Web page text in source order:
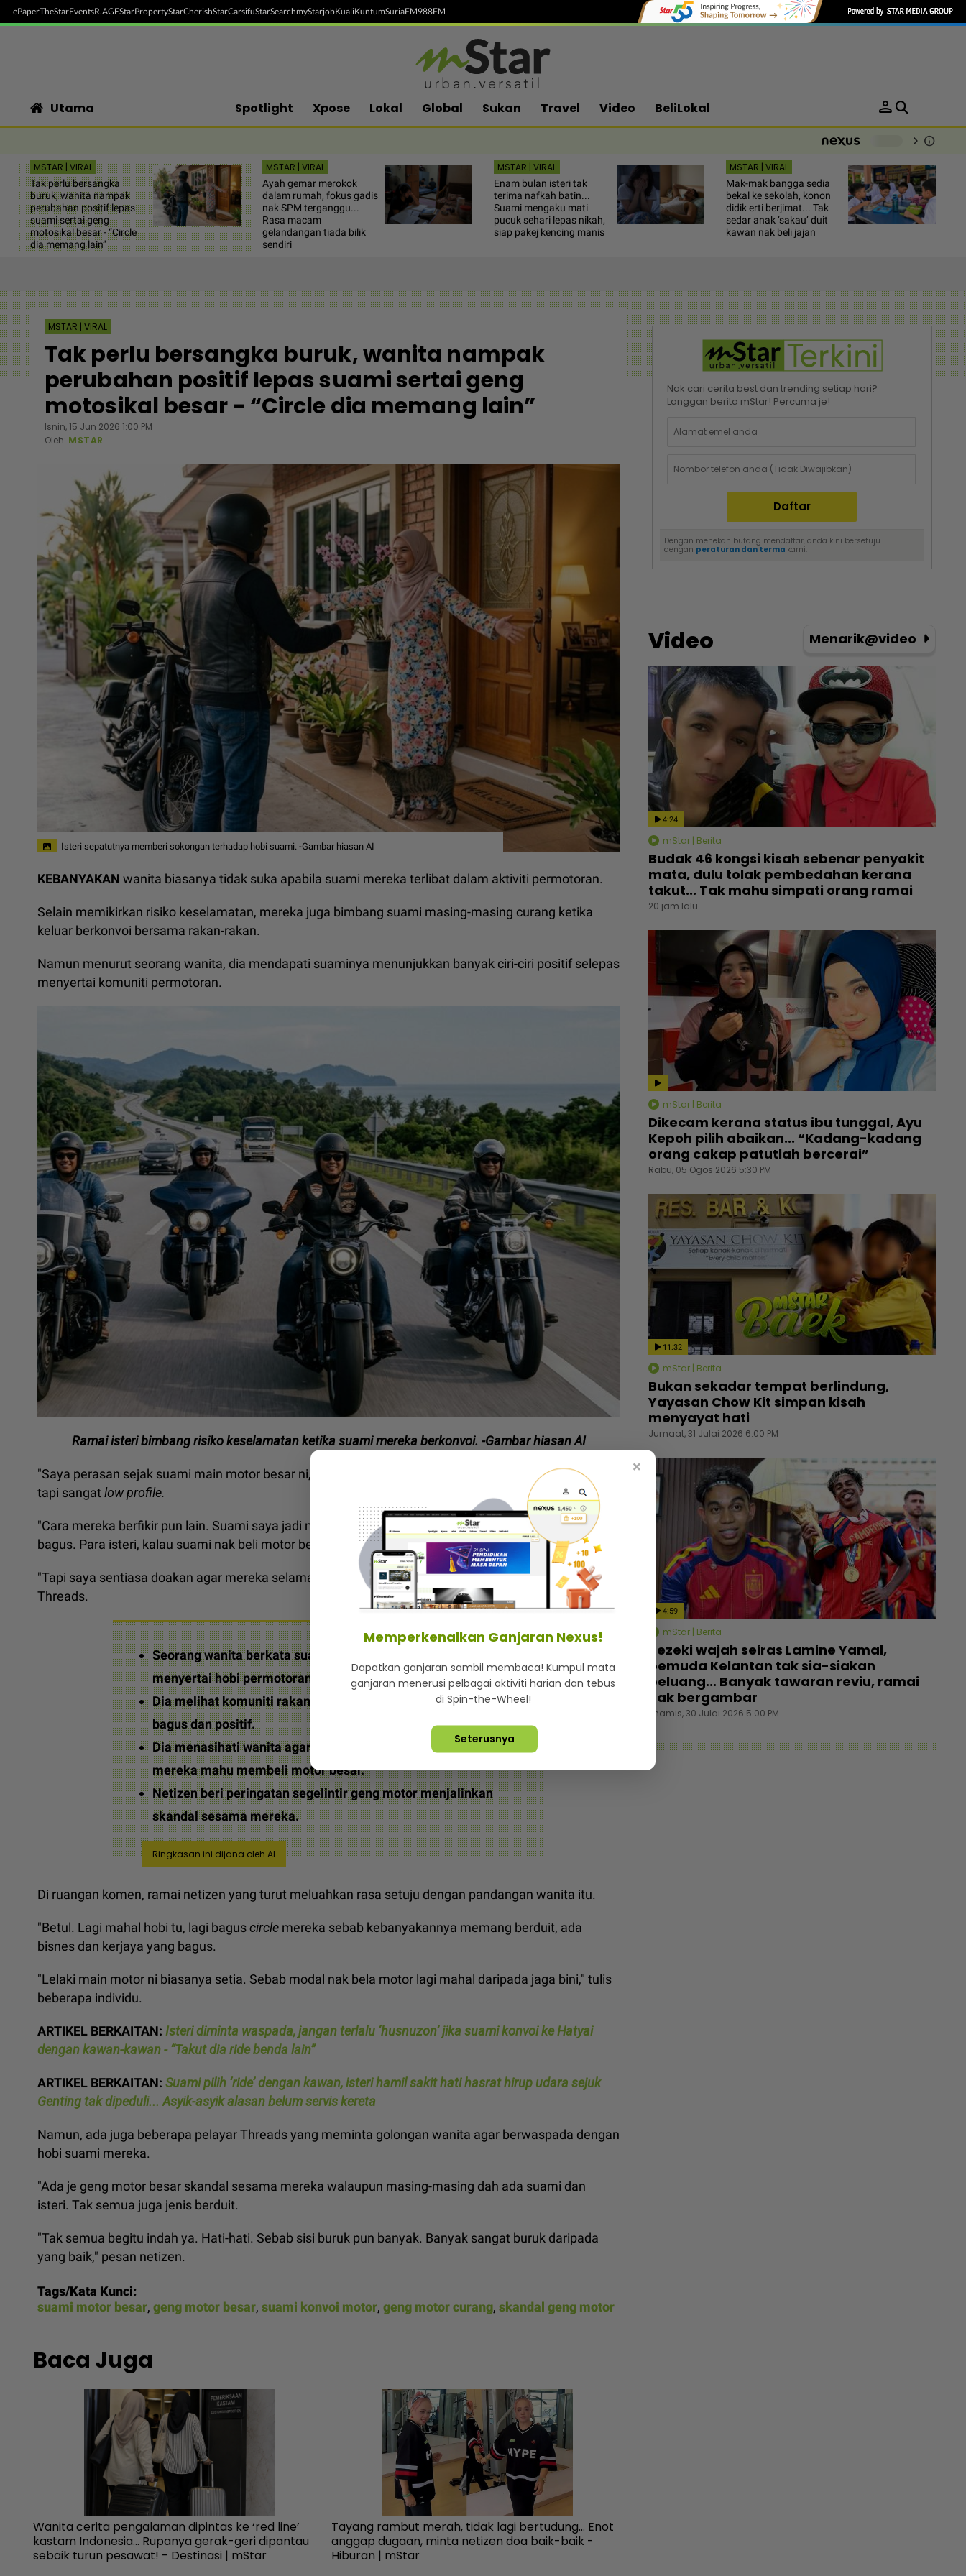
ePaperTheStarEventsR.AGEStarPropertyStarCherishStarCarsifuStarSearchmyStarjobKualiKuntumSuriaFM988FM
Utama Spotlight Xpose Lokal Global Sukan Travel Video BeliLokal person
chevron_right info
MSTAR | VIRAL
Tak perlu bersangka
buruk, wanita nampak
perubahan positif lepas
suami sertai geng
motosikal besar - “Circle
dia memang lain”
MSTAR | VIRAL
Ayah gemar merokok
dalam rumah, fokus gadis
nak SPM terganggu...
Rasa macam
gelandangan tiada bilik
sendiri
MSTAR | VIRAL
Enam bulan isteri tak
terima nafkah batin...
Suami mengaku mati
pucuk sehari lepas nikah,
siap pakej kencing manis
MSTAR | VIRAL
Mak-mak bangga sedia
bekal ke sekolah, konon
didik erti berjimat... Tak
sedar anak ‘sakau’ duit
kawan nak beli jajan
MSTAR | VIRAL
Tak perlu bersangka buruk, wanita nampak
perubahan positif lepas suami sertai geng
motosikal besar - “Circle dia memang lain”
Isnin, 15 Jun 2026 1:00 PM
Oleh: MSTAR
Isteri sepatutnya memberi sokongan terhadap hobi suami. -Gambar hiasan AI
KEBANYAKAN wanita biasanya tidak suka apabila suami mereka terlibat dalam aktiviti permotoran.
Selain memikirkan risiko keselamatan, mereka juga bimbang suami masing-masing curang ketika
keluar berkonvoi bersama rakan-rakan.
Namun menurut seorang wanita, dia mendapati suaminya menunjukkan banyak ciri-ciri positif selepas
menyertai komuniti permotoran.
Ramai isteri bimbang risiko keselamatan ketika suami mereka berkonvoi. -Gambar hiasan AI
"Saya perasan sejak suami main motor besar ni,
dia memang lain. Kebanyakannya jenis berduit
tapi sangat low profile.
"Cara mereka berfikir pun lain. Suami saya jadi makin bagus sebab dia berkawan dengan orang yang
bagus. Para isteri, kalau suami nak beli motor besar, bagi je.
"Tapi saya sentiasa doakan agar mereka selamat di atas jalan raya," tulis wanita itu menerusi aplikasi
Threads.
Seorang wanita berkata suaminya semakin bagus selepas
menyertai hobi permotoran.
Dia melihat komuniti rakan-rakan suaminya juga sangat
bagus dan positif.
Dia menasihati wanita agar memberi keizininan jika suami
mereka mahu membeli motor besar.
Netizen beri peringatan segelintir geng motor menjalinkan
skandal sesama mereka.
Ringkasan ini dijana oleh AI
Di ruangan komen, ramai netizen yang turut meluahkan rasa setuju dengan pandangan wanita itu.
"Betul. Lagi mahal hobi tu, lagi baguscircle mereka sebab kebanyakannya memang berduit, ada
bisnes dan kerjaya yang bagus.
"Lelaki main motor ni biasanya setia. Sebab modal nak bela motor lagi mahal daripada jaga bini," tulis
beberapa individu.
ARTIKEL BERKAITAN: Isteri diminta waspada, jangan terlalu ‘husnuzon’ jika suami konvoi ke Hatyai
dengan kawan-kawan - “Takut dia ride benda lain”
ARTIKEL BERKAITAN: Suami pilih ‘ride’ dengan kawan, isteri hamil sakit hati hasrat hirup udara sejuk
Genting tak dipeduli... Asyik-asyik alasan belum servis kereta
Namun, ada juga beberapa pelayar Threads yang meminta golongan wanita agar berwaspada dengan
hobi suami mereka.
"Ada je geng motor besar skandal sesama mereka walaupun masing-masing dah ada suami dan
isteri. Tak semua juga jenis berduit.
"Tak semua begitu indah ya. Hati-hati. Sebab sisi buruk pun banyak. Banyak sangat buruk daripada
yang baik," pesan netizen.
Tags/Kata Kunci:
suami motor besar, geng motor besar, suami konvoi motor, geng motor curang, skandal geng motor
Baca Juga
Wanita cerita pengalaman dipintas ke ‘red line’
kastam Indonesia... Rupanya gerak-geri dipantau
sebaik turun pesawat! - Destinasi | mStar
Tayang rambut merah, tidak lagi bertudung... Enot
anggap dugaan, minta netizen doa baik-baik -
Hiburan | mStar
Nak cari cerita best dan trending setiap hari?
Langgan berita mStar! Percuma je!
Dengan menekan butang mendaftar, anda kini bersetuju
dengan peraturan dan terma kami.
Video Menarik@video
4:24
mStar | Berita
Budak 46 kongsi kisah sebenar penyakit
mata, dulu tolak pembedahan kerana
takut... Tak mahu simpati orang ramai
20 jam lalu
mStar | Berita
Dikecam kerana status ibu tunggal, Ayu
Kepoh pilih abaikan... “Kadang-kadang
orang cakap patutlah bercerai”
Rabu, 05 Ogos 2026 5:30 PM
11:32
mStar | Berita
Bukan sekadar tempat berlindung,
Yayasan Chow Kit simpan kisah
menyayat hati
Jumaat, 31 Julai 2026 6:00 PM
4:59
mStar | Berita
Rezeki wajah seiras Lamine Yamal,
pemuda Kelantan tak sia-siakan
peluang... Banyak tawaran reviu, ramai
nak bergambar
Khamis, 30 Julai 2026 5:00 PM
×
Memperkenalkan Ganjaran Nexus!
Dapatkan ganjaran sambil membaca! Kumpul mata
ganjaran menerusi pelbagai aktiviti harian dan tebus
di Spin-the-Wheel!
Seterusnya